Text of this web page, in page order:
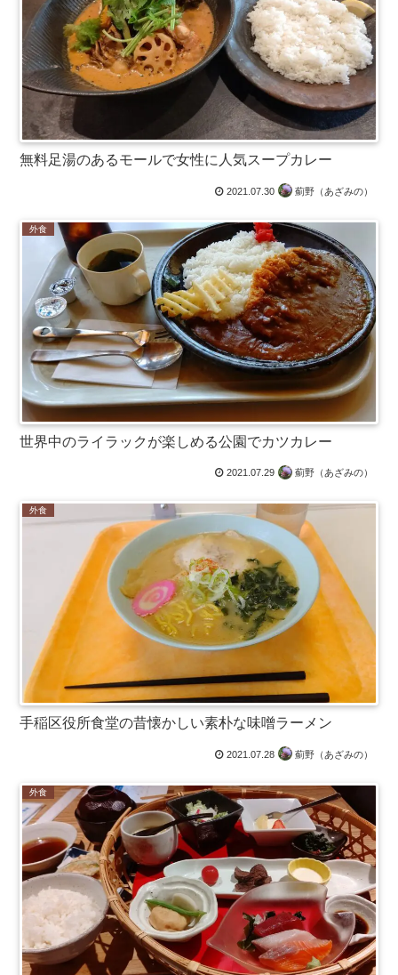
無料足湯のあるモールで女性に人気スープカレー
2021.07.30 薊野（あざみの）
外食
世界中のライラックが楽しめる公園でカツカレー
2021.07.29 薊野（あざみの）
外食
手稲区役所食堂の昔懐かしい素朴な味噌ラーメン
2021.07.28 薊野（あざみの）
外食